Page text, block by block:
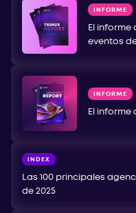
INFORME
El informe
eventos
INFORME
El informe
INDEX
Las 100 principales
de 2025